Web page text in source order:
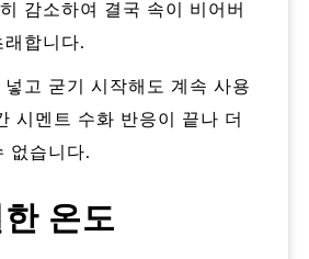
감소하여 결국 속이 비어버
래합니다.
넣고 굳기 시작해도 계속 사용
시멘트 수화 반응이 끝나 더
없습니다.
온도